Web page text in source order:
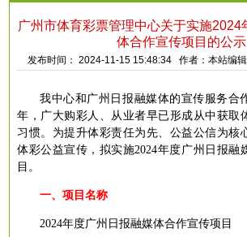
广州市体育彩票管理中心关于实施2024
体合作宣传项目的公示
发布时间： 2024-11-15 15:48:34 作者：本站编
我中心和广州日报融媒体的宣传服务合
年，广大购彩人、从业者早已形成从中获取
习惯。为提升体彩责任为先、公益公信为核
体彩公益宣传，拟实施2024年度广州日报融
目。
一、项目名称
2024年度广州日报融媒体合作宣传项目